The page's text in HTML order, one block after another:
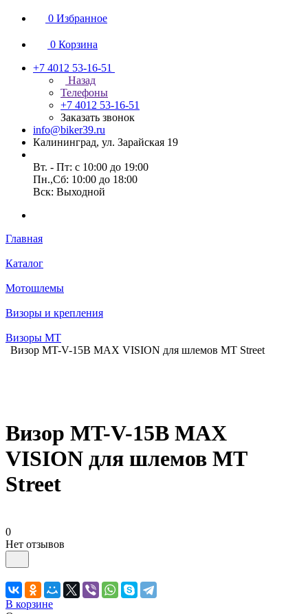
0 Избранное
0 Корзина
+7 4012 53-16-51
Назад
Телефоны
+7 4012 53-16-51
Заказать звонок
info@biker39.ru
Калининград, ул. Зарайская 19
Вт. - Пт: с 10:00 до 19:00
Пн.,Сб: 10:00 до 18:00
Вск: Выходной
Главная
Каталог
Мотошлемы
Визоры и крепления
Визоры MT
Визор MT-V-15B MAX VISION для шлемов MT Street
Визор MT-V-15B MAX
VISION для шлемов MT
Street
0
Нет отзывов
В корзине